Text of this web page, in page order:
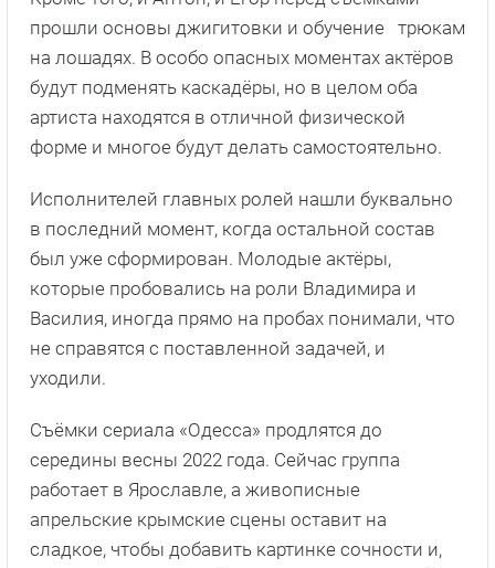
прошли основы джигитовки и обучение трюкам
на лошадях. В особо опасных моментах актёров
будут подменять каскадёры, но в целом оба
артиста находятся в отличной физической
форме и многое будут делать самостоятельно.
Исполнителей главных ролей нашли буквально
в последний момент, когда остальной состав
был уже сформирован. Молодые актёры,
которые пробовались на роли Владимира и
Василия, иногда прямо на пробах понимали, что
не справятся с поставленной задачей, и
уходили.
Съёмки сериала «Одесса» продлятся до
середины весны 2022 года. Сейчас группа
работает в Ярославле, а живописные
апрельские крымские сцены оставит на
сладкое, чтобы добавить картинке сочности и,